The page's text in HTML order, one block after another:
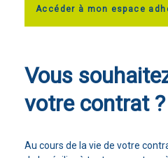
Accéder à mon espace
Vous
votre contrat ?
Au cours de la vie de votre